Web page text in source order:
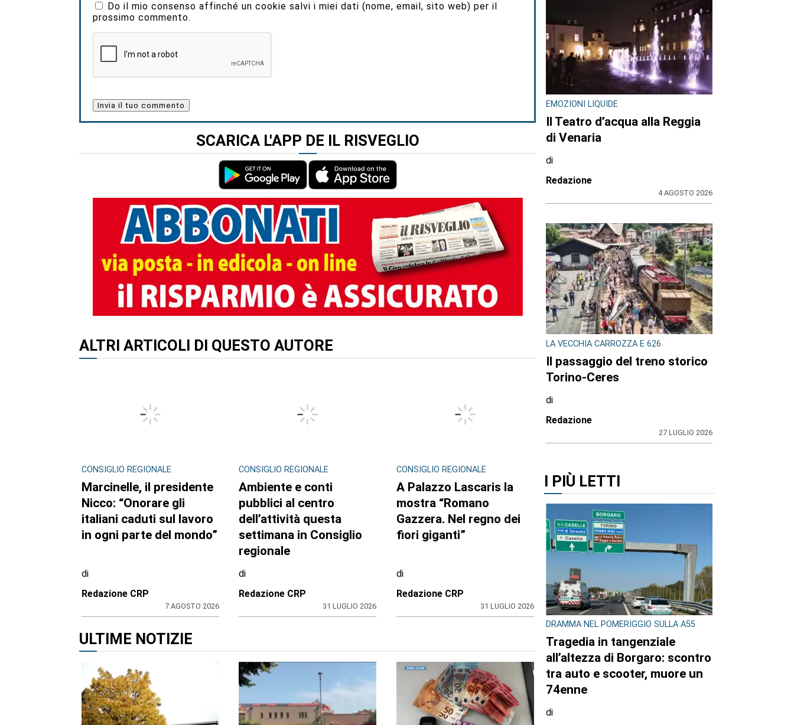
Do il mio consenso affinché un cookie salvi i miei dati (nome, email, sito web) per il
prossimo commento.
SCARICA L'APP DE IL RISVEGLIO
ALTRI ARTICOLI DI QUESTO AUTORE
CONSIGLIO REGIONALE
Marcinelle, il presidente
Nicco: “Onorare gli
italiani caduti sul lavoro
in ogni parte del mondo”
di
Redazione CRP
7 AGOSTO 2026
CONSIGLIO REGIONALE
Ambiente e conti
pubblici al centro
dell’attività questa
settimana in Consiglio
regionale
di
Redazione CRP
31 LUGLIO 2026
CONSIGLIO REGIONALE
A Palazzo Lascaris la
mostra “Romano
Gazzera. Nel regno dei
fiori giganti”
di
Redazione CRP
31 LUGLIO 2026
ULTIME NOTIZIE
EMOZIONI LIQUIDE
Il Teatro d’acqua alla Reggia
di Venaria
di
Redazione
4 AGOSTO 2026
LA VECCHIA CARROZZA E 626
Il passaggio del treno storico
Torino-Ceres
di
Redazione
27 LUGLIO 2026
I PIÙ LETTI
DRAMMA NEL POMERIGGIO SULLA A55
Tragedia in tangenziale
all’altezza di Borgaro: scontro
tra auto e scooter, muore un
74enne
di